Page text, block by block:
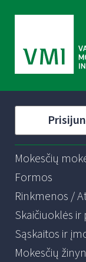
Mokesčių
Formos
Rinkmenos /
Skaičiuoklės
Sąskaitos ir
Mokesčių